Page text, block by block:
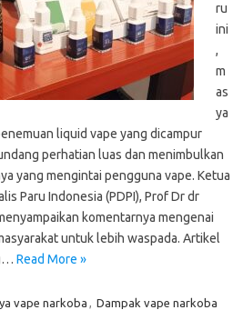
ru
ini
,
m
as
ya
liquid vape yang dicampur
perhatian luas dan menimbulkan
yang mengintai pengguna vape. Ketua
Paru Indonesia (PDPI), Prof Dr dr
komentarnya mengenai
untuk lebih waspada. Artikel
Read More »
vape narkoba , Dampak vape narkoba